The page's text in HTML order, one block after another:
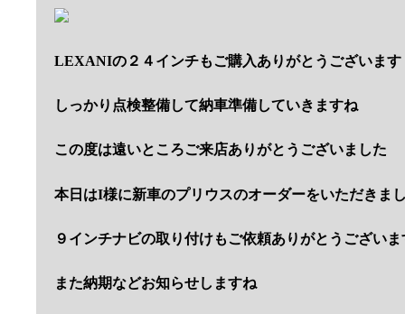
LEXANIの２４インチもご購入ありがとうございます
しっかり点検整備して納車準備していきますね
この度は遠いところご来店ありがとうございました
本日はI様に新車のプリウスのオーダーをいただきま
９インチナビの取り付けもご依頼ありがとうございま
また納期などお知らせしますね